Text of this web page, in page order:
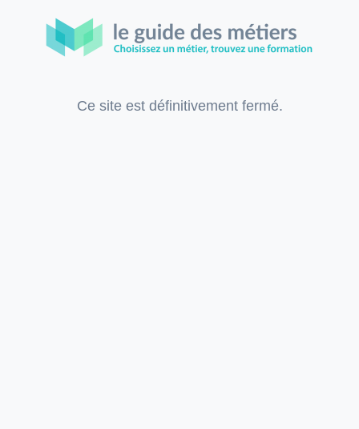
Ce site est définitivement fermé.